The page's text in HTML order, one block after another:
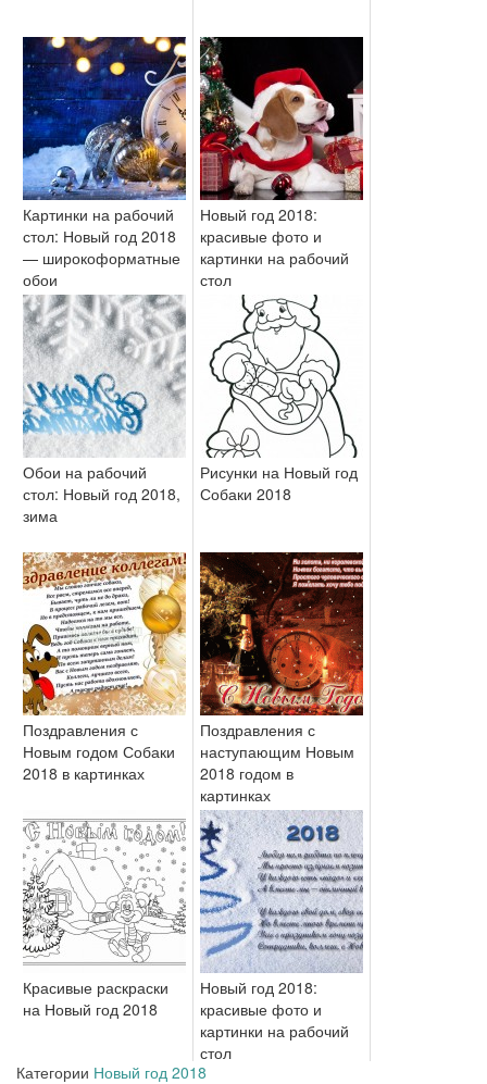
Картинки на рабочий
стол: Новый год 2018
— широкоформатные
обои
Новый год 2018:
красивые фото и
картинки на рабочий
стол
Обои на рабочий
стол: Новый год 2018,
зима
Рисунки на Новый год
Собаки 2018
Поздравления с
Новым годом Собаки
2018 в картинках
Поздравления с
наступающим Новым
2018 годом в
картинках
Красивые раскраски
на Новый год 2018
Новый год 2018:
красивые фото и
картинки на рабочий
стол
Категории Новый год 2018